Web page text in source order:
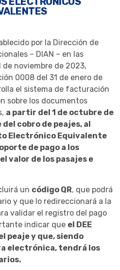
por la Dirección de
– DIAN – en las
de noviembre de 2023,
0008 del 31 de enero de
el sistema de facturación
sobre los documentos
a partir del 1 de octubre de
cobro de peajes, al
Electrónico Equivalente
de pago a los
valor de los pasajes e
un código QR, que podrá
y que lo redireccionará a la
validar el registro del pago
indicar que el DEE
peaje y que, siendo
electrónica, tendrá los